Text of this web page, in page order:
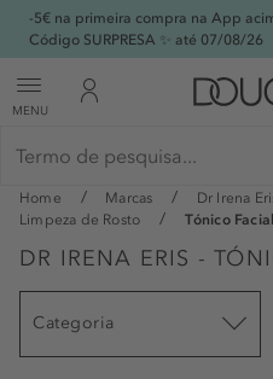
-5€ na primeira compra na App
Código SURPRESA ✨ até 07/08/26
MENU
Home Marcas Dr Irena
Limpeza de Rosto
Tónico Facial
DR IRENA ERIS -
Categoria